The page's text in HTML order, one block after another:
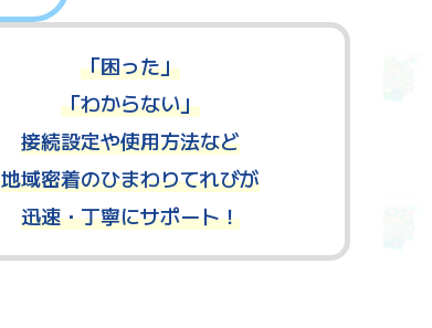
「困った」
「わからない」
接続設定や使用方法など
地域密着のひまわりてれびが
迅速・丁寧にサポート！